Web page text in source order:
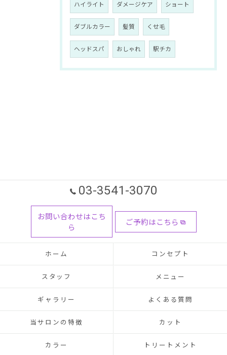
ハイライト ダメージケア ショート
ダブルカラー 髪質 くせ毛
ヘッドスパ おしゃれ 駅チカ
03-3541-3070
お問い合わせはこち
ら
ご予約はこちら
ホーム コンセプト
スタッフ メニュー
ギャラリー よくある質問
当サロンの特徴 カット
カラー トリートメント